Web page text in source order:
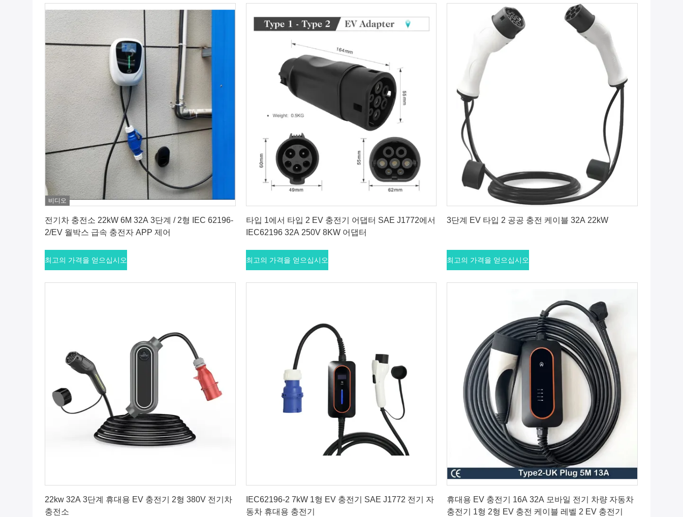
비디오
전기차 충전소 22kW 6M 32A 3단계 / 2형 IEC 62196-
2/EV 월박스 급속 충전자 APP 제어
최고의 가격을 얻으십시오
타입 1에서 타입 2 EV 충전기 어댑터 SAE J1772에서
IEC62196 32A 250V 8KW 어댑터
최고의 가격을 얻으십시오
3단계 EV 타입 2 공공 충전 케이블 32A 22kW
최고의 가격을 얻으십시오
22kw 32A 3단계 휴대용 EV 충전기 2형 380V 전기차
충전소
IEC62196-2 7kW 1형 EV 충전기 SAE J1772 전기 자
동차 휴대용 충전기
휴대용 EV 충전기 16A 32A 모바일 전기 차량 자동차
충전기 1형 2형 EV 충전 케이블 레벨 2 EV 충전기